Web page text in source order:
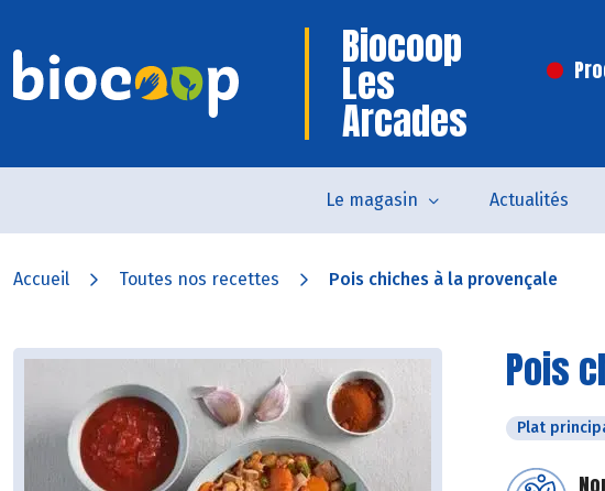
Biocoop
Les
Arcades
Le magasin Actualités
Accueil Toutes nos recettes Pois chiches à la provençale
Pois
Plat